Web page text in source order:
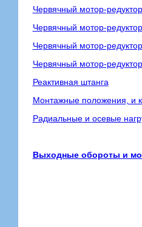
Червячный мотор-
Червячный мотор-
Червячный мотор-
Червячный мотор-
Реактивная штанга
Монтажные положения, и
Радиальные и осевые
Выходные обороты и